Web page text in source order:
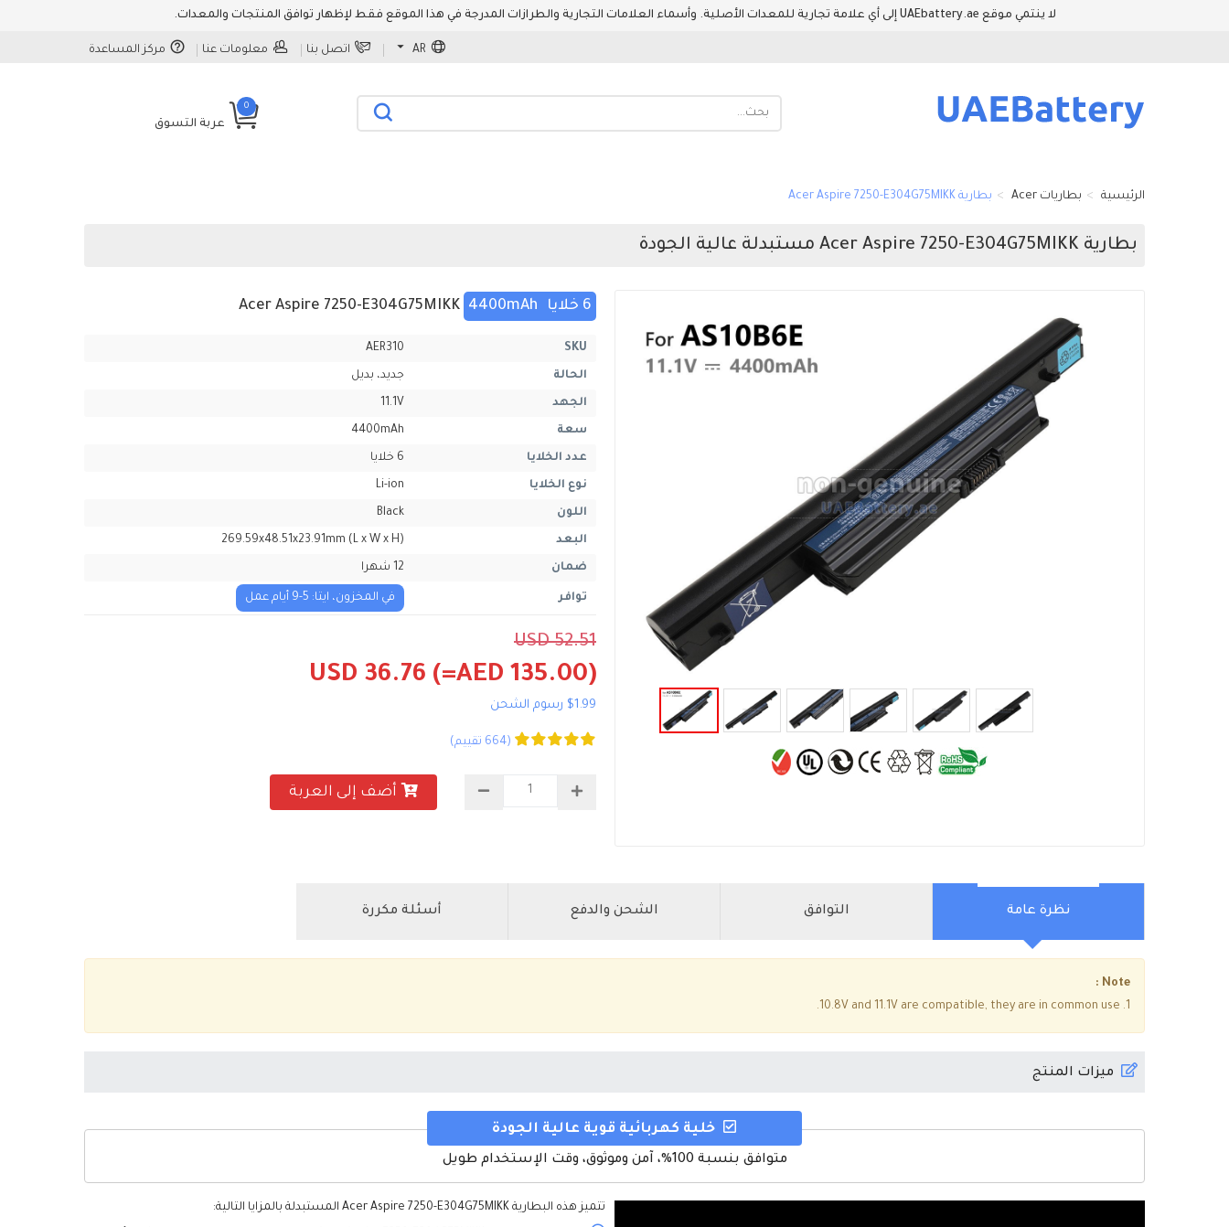
لا ينتمي موقع UAEbattery.ae إلى أي علامة تجارية للمعدات الأصلية. وأسماء العلامات التجارية والطرازات المدرجة في هذا الموقع فقط لإظهار توافق المنتجات والمعدات.
AR اتصل بنا معلومات عنا مركز المساعدة
0
عربة التسوق
الرئيسية بطاريات Acer بطارية Acer Aspire 7250-E304G75MIKK
بطارية Acer Aspire 7250-E304G75MIKK مستبدلة عالية الجودة
6 خلايا 4400mAh
SKU
AER310
الحالة جديد، بديل
الجهد 11.1V
سعة 4400mAh
عدد الخلايا 6 خلايا
نوع الخلايا Li-ion
اللون Black
البعد 269.59x48.51x23.91mm (L x W x H)
ضمان 12 شهرا
توافر في المخزون، ايتا: 5-9 أيام عمل
USD 52.51
USD 36.76 (=AED 135.00)
$1.99 رسوم الشحن
(664 تقييم)
أضف إلى العربة
نظرة عامة التوافق الشحن والدفع أسئلة مكررة
Note :
1. 10.8V and 11.1V are compatible, they are in common use.
ميزات المنتج
خلية كهربائية قوية عالية الجودة
متوافق بنسبة 100%، آمن وموثوق، وقت الإستخدام طويل
تتميز هذه البطارية Acer Aspire 7250-E304G75MIKK المستبدلة بالمزايا التالية: